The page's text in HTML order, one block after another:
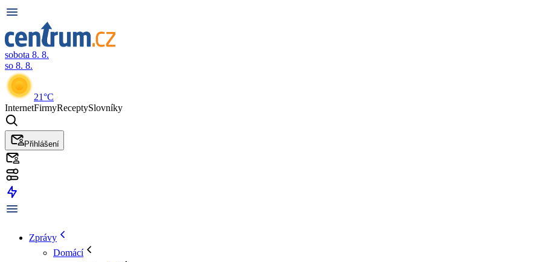
sobota 8. 8.
so 8. 8.
21°C
InternetFirmyReceptySlovníky
Přihlášení
Zprávy
Domácí